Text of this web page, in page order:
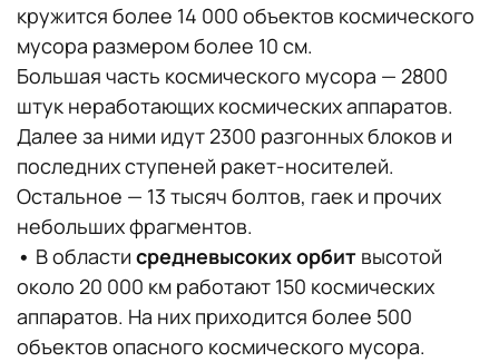
кружится более 14 000 объектов космического
мусора размером более 10 см.
Большая часть космического мусора — 2800
штук неработающих космических аппаратов.
Далее за ними идут 2300 разгонных блоков и
последних ступеней ракет-носителей.
Остальное — 13 тысяч болтов, гаек и прочих
небольших фрагментов.
• В области средневысоких орбит высотой
около 20 000 км работают 150 космических
аппаратов. На них приходится более 500
объектов опасного космического мусора.